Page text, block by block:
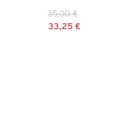
35,00 €
33,25 €